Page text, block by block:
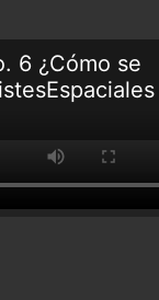
6 ¿Cómo se